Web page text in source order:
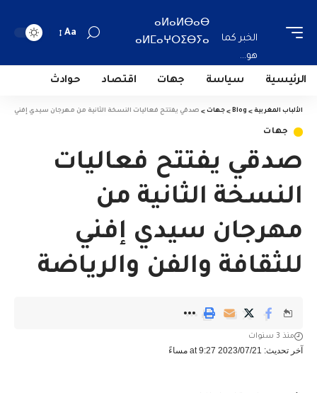
الخبر كما
هو...
ⴰⵍⴰⵍⴱⴰⴱ
ⴰⵍⵎⴰⵖⵔⵉⴱⵢⴰ
Aa
الرئيسية سياسة جهات اقتصاد حوادث
الألباب المغربية >
Blog
> جهات > صدقي يفتتح فعاليات النسخة الثانية من مهرجان سيدي إفني
جهات
صدقي يفتتح فعاليات
النسخة الثانية من
مهرجان سيدي إفني
للثقافة والفن والرياضة
آخر تحديث: 2023/07/21 at 9:27 مساءً
منذ 3 سنوات